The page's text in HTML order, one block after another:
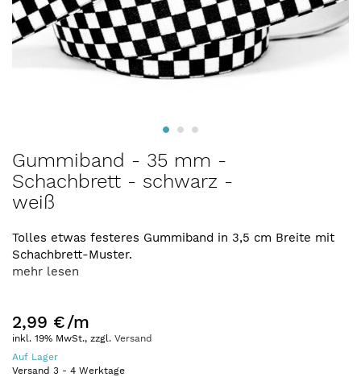
Anfang
der
Bildergalerie
Gummiband - 35 mm -
Schachbrett - schwarz -
weiß
Tolles etwas festeres Gummiband in 3,5 cm Breite mit
Schachbrett-Muster.
mehr lesen
2,99 €/m
inkl. 19% MwSt., zzgl. Versand
Auf Lager
Versand 3 - 4 Werktage